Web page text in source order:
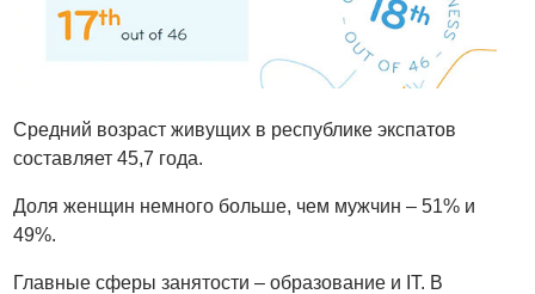
Средний возраст живущих в республике экспатов
составляет 45,7 года.
Доля женщин немного больше, чем мужчин – 51% и
49%.
Главные сферы занятости – образование и IT. В